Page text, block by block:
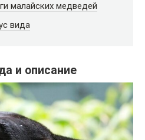
малайских медведей
вида
и описание